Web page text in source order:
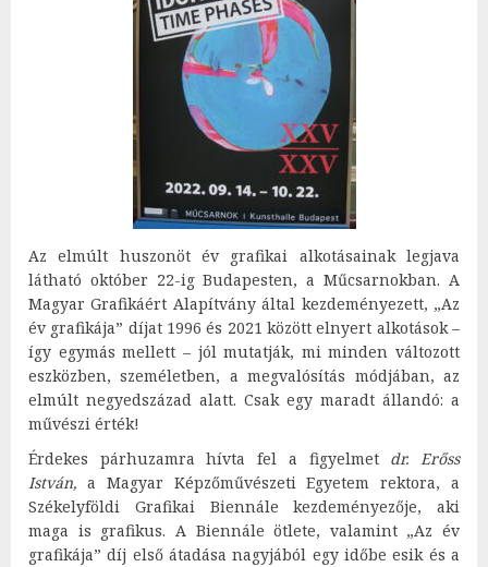
Az elmúlt huszonöt év grafikai alkotásainak legjava
látható október 22-ig Budapesten, a Műcsarnokban. A
Magyar Grafikáért Alapítvány által kezdeményezett, „Az
év grafikája” díjat 1996 és 2021 között elnyert alkotások –
így egymás mellett – jól mutatják, mi minden változott
eszközben, személetben, a megvalósítás módjában, az
elmúlt negyedszázad alatt. Csak egy maradt állandó: a
művészi érték!
Érdekes párhuzamra hívta fel a figyelmet dr. Erőss
István, a Magyar Képzőművészeti Egyetem rektora, a
Székelyföldi Grafikai Biennále kezdeményezője, aki
maga is grafikus. A Biennále ötlete, valamint „Az év
grafikája” díj első átadása nagyjából egy időbe esik és a